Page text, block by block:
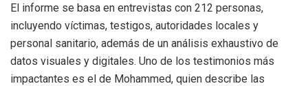
El informe se basa en entrevistas con 212 personas,
incluyendo víctimas, testigos, autoridades locales y
personal sanitario, además de un análisis exhaustivo de
datos visuales y digitales. Uno de los testimonios más
impactantes es el de Mohammed, quien describe las